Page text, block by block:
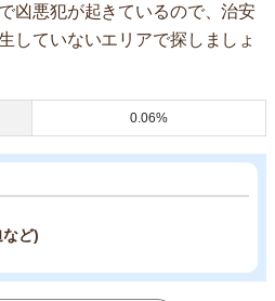
凶悪犯が起きているので、治安
していないエリアで探しましょ
0.06%
など)